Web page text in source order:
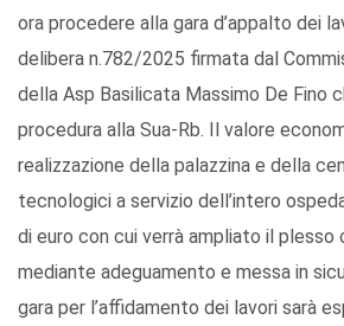
ora procedere alla gara d’appalto dei
delibera n.782/2025 firmata dal
della Asp Basilicata Massimo De Fino
procedura alla Sua-Rb. Il valore
realizzazione della palazzina e della
tecnologici a servizio dell’intero
di euro con cui verrà ampliato il plesso
mediante adeguamento e messa in
gara per l’affidamento dei lavori sarà